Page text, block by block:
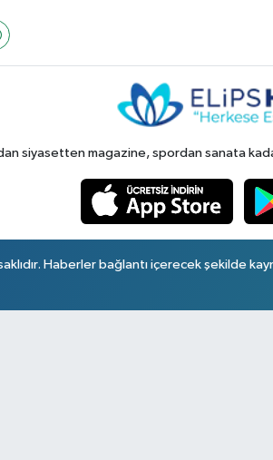
siyasetten magazine, spordan sanata
Haberler bağlantı içerecek şekilde